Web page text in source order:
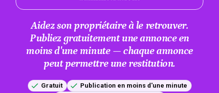
Aidez son propriétaire à le retrouver.
Publiez gratuitement une annonce en
moins d'une minute — chaque annonce
peut permettre une restitution.
Gratuit
Publication en moins d'une minute